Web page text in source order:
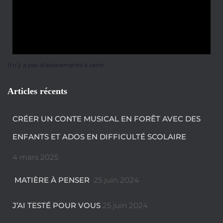
Il n’y a pas d’évènements à venir.
Articles récents
CRÉER UN CONTE MUSICAL EN FORÊT AVEC DES
ENFANTS ET ADOS EN DIFFICULTÉ SCOLAIRE
4 mars 2025
MATIÈRE À PENSER 25 juin 2024
J’AI TESTÉ POUR VOUS 25 juin 2024